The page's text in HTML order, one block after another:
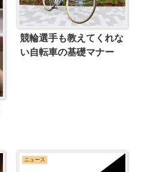
競輪選手も教えてくれな
い自転車の基礎マナー
ニュース